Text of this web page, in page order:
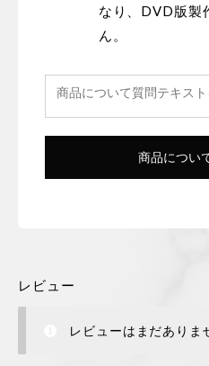
なり、DVD版製
ん。
レビュー
レビューはまだありま